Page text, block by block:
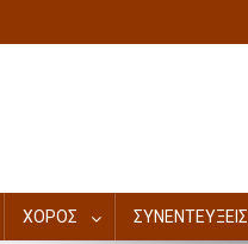
ΧΟΡΟΣ ΣΥΝΕΝΤΕΥΞΕΙΣ